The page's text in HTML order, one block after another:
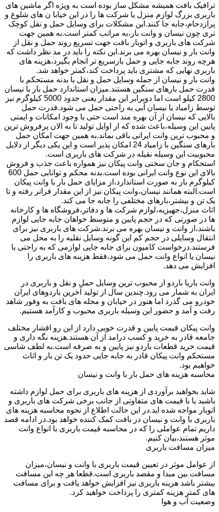
ترافیک بافت همیشه مشکل ساز بوده است به ویژه اگر ماشین های
باربری بزرگ لوازم منزل یا شرکت ها را در این خیابا ن های شلوغ و
پرازدحام،جابه جا کنند.این مشکلات برای وسایل حمل و نقل کوچک
تری چون نیسان و وانت بار،به مراتب کمتر است.به همین جهت
شرکت های باربری و اتوبار بافت جهت تسریع روند حمل و نقل از
وانت بار و نیسان بهره می برند.این نکته را باید در مد نظر داشت که
هرچه روند جابه جایی و حمل بارسریع تر انجام بگیرد،هزینه های
باربری نهایی که مشتری باید پرداخت کند،کمتر خواهد شد.
وانت بار و نیسان از جمله وسایل حمل و نقل با بدنه مستحکم با
قدرت حمل بارهای سنگین هستند.میزان استاندارد حمل بار با نیسان
2800 کیلو است اما دوبرابر این مقدار یعنی حدود 5000 کیلوگرم نیز
توسط زامیاد یا نیسان آبی به راحتی حمل می شود.قدرت حمل
بالایی که نیسان از آن بهره مند است حتی با وجود امکانات و ایمنی
پایین این وسیله،باعث شده که از اوایل تولید تا به الان پرفروش ترین
و محبوب ترین وانت ایرانی باقی بماند.به همین جهت امکان حمل
بارهای سنگین با زامیاد 24 امکان پذیر است و این یکی دیگر از دلایل
محبوبیت این وسیله نقیله در شرکت های باربری است.
استحکام و جان سختی وانت پیکان نیز همواره باعث جذب و فروش
بالای این نوع وانت ایرانی بوده است.بدنه محکم و توانایی حمل 600
کیلوگرم بار به صورت استاندارد،از مزایای حمل بار با وانت پیکان
است.البته همانند نیسان،وانت پیکان نیز از این مقدار فراتر رفته و تا
یک تن و بیشتر،بارهای مختلفی را جابه جا می کند.
اثاث منزل،جهیزیه،لوازم شرکت ها و دفاتر،فروشگاه ها و کارخانه
ها در صورتی که در حجم پایین و متوسط خواهان جابه جایی لوازم
باشند،از وانت و نیسان بهره می برند.شرکت های باربری نیز برای
انتقال وسایلی در حجم کم این گونه وسایل نقلیه را به محل می
فرستند.درخواست کامیون برای جابه جایی لوازمی که به راحتی با
نیسان یا انواع وانت حمل می شود،فقط هزینه های باربری را
افزایش می دهد.
وانت باریا باردو از محبوب ترین وسایل حمل و نقل و باربری در
ایران به شمار می رود.چندین سال از تولید آخرین باردوهای ایران
خودرو می گذرد اما هنوز در خیابان و محله های بافت به وفور شاهد
رفت و آمد و حضور این وسیله باربری محبوب و کارآمد هستیم.
وانت پیکان قیمت پایین و قدرت خوبی دارد از این رو اقشار مختلف
جامعه قادر به خرید و کسب درامد از آن هستند.هزینه نگه داری و
قیمت خرید قطعات باردو نیز پایین و به صرفه است.به لطف شاسی
مستحکم وانت پیکان قادر به جابه جایی حدود یک تن بار و اثاث
خواهیم بود.
محاسبه هزینه های حمل بار با وانت و نیسان
شاید بخواهید برآوردی از هزینه های باربری برای حمل لوازم داشته
باشید یا با قیمت های متفاوتی از جانب برخی شرکت های باربری و
اتوبار مواجه شده اید.در این حالت اطلاع از نحوه محاسبه هزینه های
باربری با وانت و نیسان در بافت کمک کننده خواهد بود.در ادامه قصد
داریم تمام عواملی را که در محاسبه قیمت باربری با انواع وانت
موثر هستند،بیان کنیم.
میزان مسافت باربری
از عوامل موثر در تعیین قیمت باربری با وانت و نیسان،میزان
مسافت بین مبدا و مقصد باربری است.قطعا هر چه این مسافت
بیشتر باشد هزینه باربری نیز افزایش خواهد یافت و برای مسافت
های کمتر هزینه کمتری را پرداخت خواهید کرد.
وضعیت آب و هوا